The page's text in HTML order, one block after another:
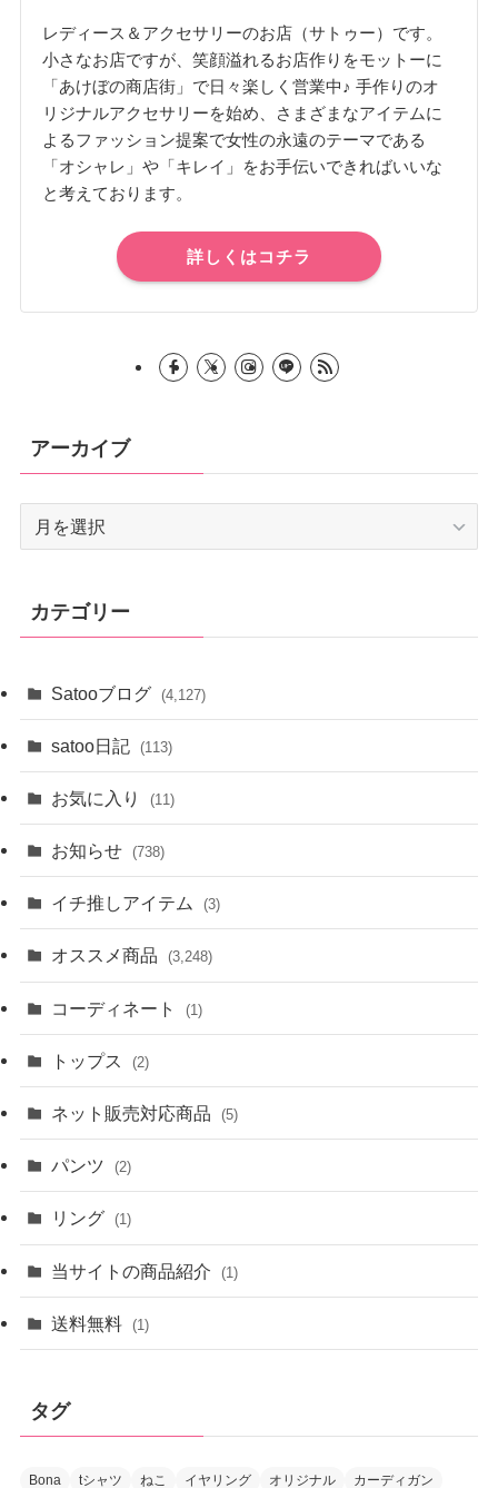
レディース＆アクセサリーのお店（サトゥー）です。
小さなお店ですが、笑顔溢れるお店作りをモットーに
「あけぼの商店街」で日々楽しく営業中♪ 手作りのオ
リジナルアクセサリーを始め、さまざまなアイテムに
よるファッション提案で女性の永遠のテーマである
「オシャレ」や「キレイ」をお手伝いできればいいな
と考えております。
詳しくはコチラ
アーカイブ
ブ
カテゴリー
Satooブログ (4,127)
satoo日記 (113)
お気に入り (11)
お知らせ (738)
イチ推しアイテム (3)
オススメ商品 (3,248)
コーディネート (1)
トップス (2)
ネット販売対応商品 (5)
パンツ (2)
リング (1)
当サイトの商品紹介 (1)
送料無料 (1)
タグ
Bona tシャツ ねこ イヤリング オリジナル カーディガン